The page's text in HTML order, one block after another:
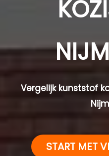
Vergelijk kunststof
START MET